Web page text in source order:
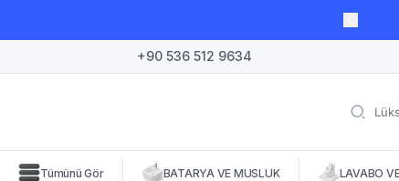
+90 536 512 9634
Tümünü Gör BATARYA VE MUSLUK LAVABO